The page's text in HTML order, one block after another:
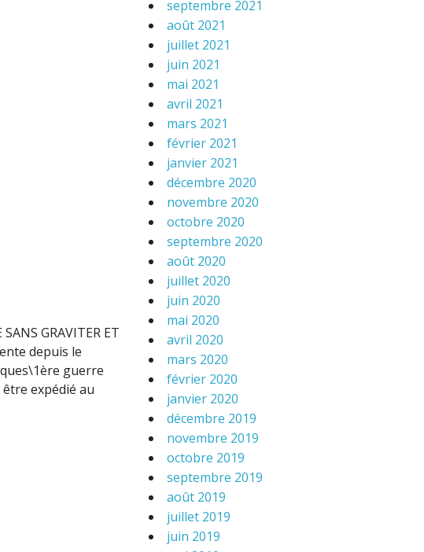
GRAVITER ET
depuis le
guerre
être expédié au
septembre 2021
août 2021
juillet 2021
juin 2021
mai 2021
avril 2021
mars 2021
février 2021
janvier 2021
décembre 2020
novembre 2020
octobre 2020
septembre 2020
août 2020
juillet 2020
juin 2020
mai 2020
avril 2020
mars 2020
février 2020
janvier 2020
décembre 2019
novembre 2019
octobre 2019
septembre 2019
août 2019
juillet 2019
juin 2019